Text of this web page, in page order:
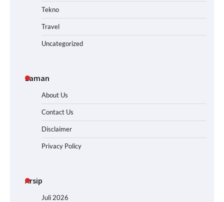
Tekno
Travel
Uncategorized
Laman
About Us
Contact Us
Disclaimer
Privacy Policy
Arsip
Juli 2026